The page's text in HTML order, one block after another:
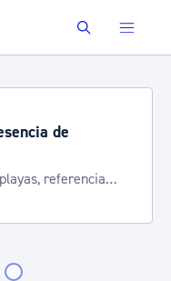
Buscar
Semana Grande
Cortes de tráfico y
de transporte